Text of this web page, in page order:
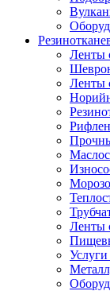
Ленты
Ленты
Ленты